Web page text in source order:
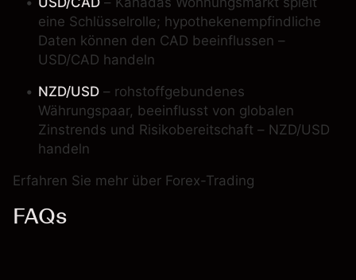
eine Schlüsselrolle; hypothekenempfindliche
Daten können den CAD beeinflussen –
USD/CAD handeln
NZD/USD – rohstoffgebundenes
Währungspaar, beeinflusst von globalen
Zinstrends und Risikobereitschaft – NZD/USD
handeln
Erfahren Sie mehr über Forex-Trading
FAQs